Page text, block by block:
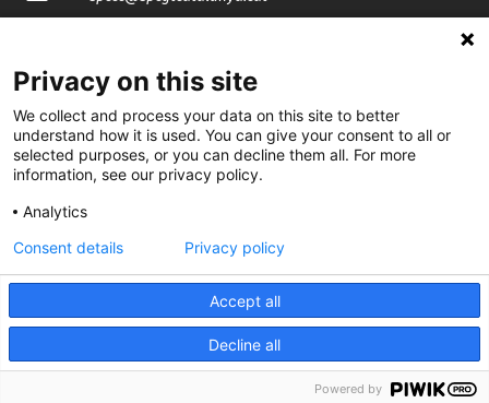
@CGTCatalunya
cgtcatalunya
cgtcatalunya
Desenvolupat per
Privacy on this site
We collect and process your data on this site to better
understand how it is used. You can give your consent to all or
selected purposes, or you can decline them all. For more
information, see our privacy policy.
Analytics
Accept all
Decline all
Consent details Privacy policy
Powered by